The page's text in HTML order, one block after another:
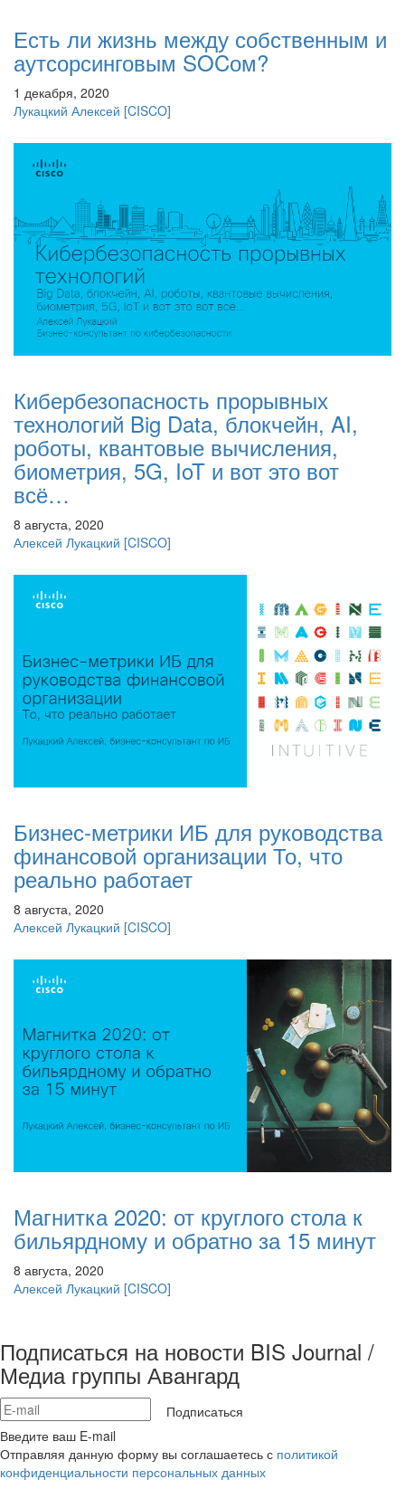
Есть ли жизнь между собственным и
аутсорсинговым SOCом?
1 декабря, 2020
Лукацкий Алексей [CISCO]
Кибербезопасность прорывных
технологий Big Data, блокчейн, AI,
роботы, квантовые вычисления,
биометрия, 5G, IoT и вот это вот
всё…
8 августа, 2020
Алексей Лукацкий [CISCO]
Бизнес-метрики ИБ для руководства
финансовой организации То, что
реально работает
8 августа, 2020
Алексей Лукацкий [CISCO]
Магнитка 2020: от круглого стола к
бильярдному и обратно за 15 минут
8 августа, 2020
Алексей Лукацкий [CISCO]
Подписаться на новости BIS Journal /
Медиа группы Авангард
Подписаться
Введите ваш E-mail
Отправляя данную форму вы соглашаетесь с политикой
конфиденциальности персональных данных